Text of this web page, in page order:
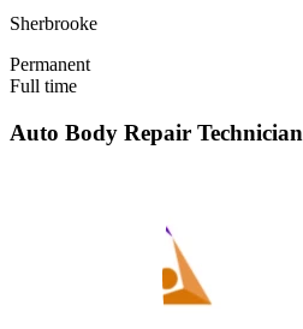
Sherbrooke
Permanent
Full time
Auto Body Repair Technician